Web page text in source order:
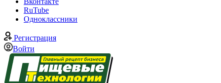
RuTube
Одноклассники
Регистрация
Войти